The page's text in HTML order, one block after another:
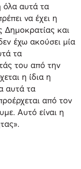
όλα αυτά τα
να έχει η
και
έχω ακούσει μία
τα
του από την
η ίδια η
αυτά τα
από τον
Αυτό είναι η